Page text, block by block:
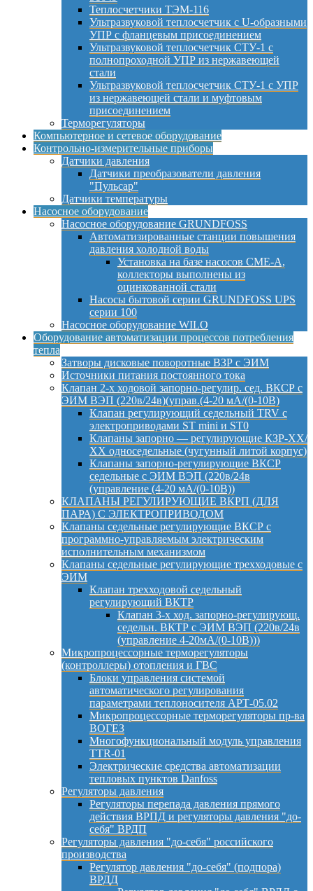
Теплосчетчики ТЭМ-116
Ультразвуковой теплосчетчик с U-образными
УПР с фланцевым присоединением
Ультразвуковой теплосчетчик СТУ-1 с
полнопроходной УПР из нержавеющей
стали
Ультразвуковой теплосчетчик СТУ-1 с УПР
из нержавеющей стали и муфтовым
присоединением
Терморегуляторы
Компьютерное и сетевое оборудование
Контрольно-измерительные приборы
Датчики давления
Датчики преобразователи давления
"Пульсар"
Датчики температуры
Насосное оборудование
Насосное оборудование GRUNDFOSS
Автоматизированные станции повышения
давления холодной воды
Установка на базе насосов CME-A,
коллекторы выполнены из
оцинкованной стали
Насосы бытовой серии GRUNDFOSS UPS
серии 100
Насосное оборудование WILO
Оборудование автоматизации процессов потребления
тепла
Затворы дисковые поворотные ВЗР с ЭИМ
Источники питания постоянного тока
Клапан 2-х ходовой запорно-регулир. сед. ВКСР с
ЭИМ ВЭП (220в/24в)(управ.(4-20 мА/(0-10В)
Клапан регулирующий седельный TRV с
электроприводами ST mini и ST0
Клапаны запорно — регулирующие КЗР-ХХ/
ХХ односедельные (чугунный литой корпус)
Клапаны запорно-регулирующие ВКСР
седельные с ЭИМ ВЭП (220в/24в
(управление (4-20 мА/(0-10В))
КЛАПАНЫ РЕГУЛИРУЮЩИЕ ВКРП (ДЛЯ
ПАРА) С ЭЛЕКТРОПРИВОДОМ
Клапаны седельные регулирующие ВКСР с
программно-управляемым электрическим
исполнительным механизмом
Клапаны седельные регулирующие трехходовые с
ЭИМ
Клапан трехходовой седельный
регулирующий ВКТР
Клапан 3-х ход. запорно-регулирующ.
седельн. ВКТР с ЭИМ ВЭП (220в/24в
(управление 4-20мА/(0-10В)))
Микропроцессорные терморегуляторы
(контроллеры) отопления и ГВС
Блоки управления системой
автоматического регулирования
параметрами теплоносителя АРТ-05.02
Микропроцессорные терморегуляторы пр-ва
ВОГЕЗ
Многофункциональный модуль управления
TTR-01
Электрические средства автоматизации
тепловых пунктов Danfoss
Регуляторы давления
Регуляторы перепада давления прямого
действия ВРПД и регуляторы давления "до-
себя" ВРДП
Регуляторы давления "до-себя" российского
производства
Регулятор давления "до-себя" (подпора)
ВРДД